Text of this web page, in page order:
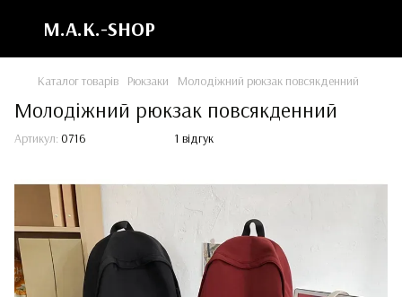
M.A.K.-SHOP
Каталог товарів Рюкзаки Молодіжний рюкзак повсякденний
Молодіжний рюкзак повсякденний
Артикул: 0716 1 відгук